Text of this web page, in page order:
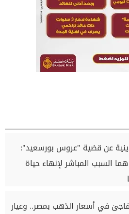
عن قضية "عروس بورسعيد":
هما السبب المباشر لإنهاء حياة
في أسعار الذهب بمصر.. وعيار